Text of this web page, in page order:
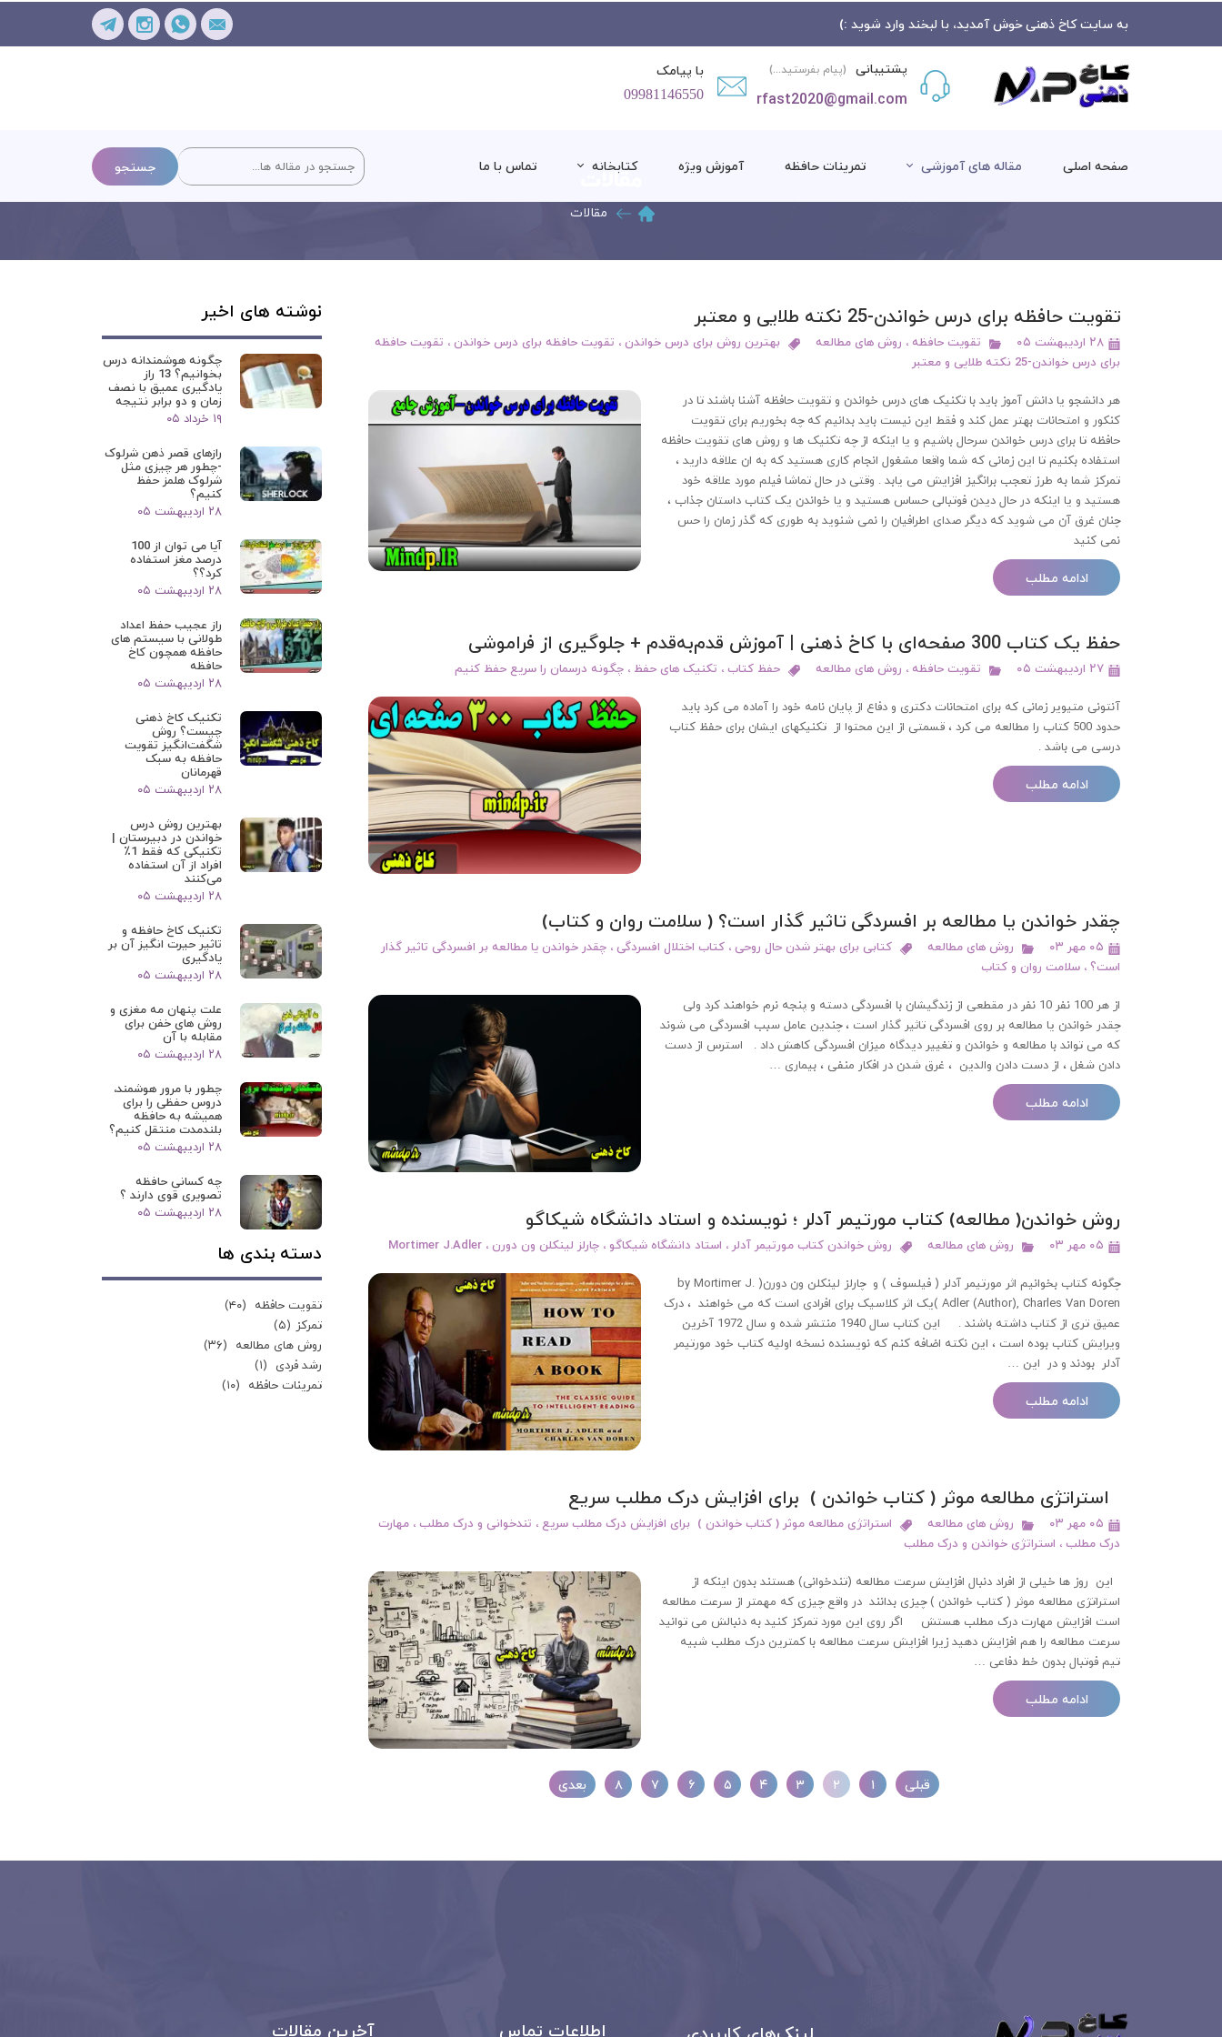
به سایت کاخ ذهنی خوش آمدید، با لبخند وارد شوید :)
صفحه اصلی مقاله های آموزشی
افزایش تمرکز
تمرینات حافظه آموزش ویژه کتابخانه تماس با ما جستجو
پشتیبانی (پیام بفرستید...)
rfast2020@gmail.com
با پیامک
09981146550
مقالات
مقالات
تقویت حافظه برای درس خواندن-25 نکته طلایی و معتبر
۲۸ اردیبهشت ۰۵ تقویت حافظه ، روش های مطالعه بهترین روش برای درس خواندن، تقویت حافظه برای درس خواندن، تقویت حافظه
برای درس خواندن-25 نکته طلایی و معتبر
هر دانشجو یا دانش آموز باید با تکنیک های درس خواندن و تقویت حافظه آشنا باشند تا در
کنکور و امتحانات بهتر عمل کند و فقط این نیست باید بدانیم که چه بخوریم برای تقویت
حافظه تا برای درس خواندن سرحال باشیم و یا اینکه از چه تکنیک ها و روش های تقویت حافظه
استفاده بکنیم تا این زمانی که شما واقعا مشغول انجام کاری هستید که به ان علاقه دارید ،
تمرکز شما به طرز تعجب برانگیز افزایش می یابد . وقتی در حال تماشا فیلم مورد علاقه خود
هستید و یا اینکه در حال دیدن فوتبالی حساس هستید و یا خواندن یک کتاب داستان جذاب ،
چنان غرق آن می شوید که دیگر صدای اطرافیان را نمی شنوید به طوری که گذر زمان را حس
نمی کنید
ادامه مطلب
حفظ یک کتاب 300 صفحه‌ای با کاخ ذهنی | آموزش قدم‌به‌قدم + جلوگیری از فراموشی
۲۷ اردیبهشت ۰۵ تقویت حافظه ، روش های مطالعه حفظ کتاب، تکنیک های حفظ ، چگونه درسمان را سریع حفظ کنیم
آنتونی متیویر زمانی که برای امتحانات دکتری و دفاع از پایان نامه خود را آماده می کرد باید
حدود 500 کتاب را مطالعه می کرد ، قسمتی از این محتوا از تکنیکهای ایشان برای حفظ کتاب
درسی می باشد .
ادامه مطلب
چقدر خواندن یا مطالعه بر افسردگی تاثیر گذار است؟ ( سلامت روان و کتاب)
۰۵ مهر ۰۳ روش های مطالعه کتابی برای بهتر شدن حال روحی، کتاب اختلال افسردگی، چقدر خواندن یا مطالعه بر افسردگی تاثیر گذار
است؟، سلامت روان و کتاب
از هر 100 نفر 10 نفر در مقطعی از زندگیشان با افسردگی دسته و پنجه نرم خواهند کرد ولی
چقدر خواندن یا مطالعه بر روی افسردگی تاثیر گذار است ، چندین عامل سبب افسردگی می شوند
که می تواند با مطالعه و خواندن و تغییر دیدگاه میزان افسردگی کاهش داد . استرس از دست
دادن شغل ، از دست دادن والدین ، غرق شدن در افکار منفی ، بیماری …
ادامه مطلب
روش خواندن( مطالعه) کتاب مورتیمر آدلر ؛ نویسنده و استاد دانشگاه شیکاگو
۰۵ مهر ۰۳ روش های مطالعه روش خواندن کتاب مورتیمر آدلر ، استاد دانشگاه شیکاگو، چارلز لینکلن ون دورن، Mortimer J.Adler
چگونه کتاب بخوانیم اثر مورتیمر آدلر ( فیلسوف ) و چارلز لینکلن ون دورن( by Mortimer J.
Adler (Author), Charles Van Doren )یک اثر کلاسیک برای افرادی است که می خواهند ، درک
عمیق تری از کتاب داشته باشند . این کتاب سال 1940 منتشر شده و سال 1972 آخرین
ویرایش کتاب بوده است ، این نکته اضافه کنم که نویسنده نسخه اولیه کتاب خود مورتیمر
آدلر بودند و در این …
ادامه مطلب
استراتژی مطالعه موثر ( کتاب خواندن ) برای افزایش درک مطلب سریع
۰۵ مهر ۰۳ روش های مطالعه استراتژی مطالعه موثر ( کتاب خواندن ) برای افزایش درک مطلب سریع، تندخوانی و درک مطلب، مهارت
درک مطلب، استراتژی خواندن و درک مطلب
این روز ها خیلی از افراد دنبال افزایش سرعت مطالعه (تندخوانی) هستند بدون اینکه از
استراتژی مطالعه موثر ( کتاب خواندن ) چیزی بدانند در واقع چیزی که مهمتر از سرعت مطالعه
است افزایش مهارت درک مطلب هستش اگر روی این مورد تمرکز کنید به دنبالش می توانید
سرعت مطالعه را هم افزایش دهید زیرا افزایش سرعت مطالعه با کمترین درک مطلب شبیه
تیم فوتبال بدون خط دفاعی …
ادامه مطلب
قبلی ۱ ۲ ۳ ۴ ۵ ۶ ۷ ۸ بعدی
نوشته های اخیر
چگونه هوشمندانه درس
بخوانیم؟ 13 راز
یادگیری عمیق با نصف
زمان و دو برابر نتیجه
۱۹ خرداد ۰۵
رازهای قصر ذهن شرلوک
-چطور هر چیزی مثل
شرلوک هلمز حفظ
کنیم؟
۲۸ اردیبهشت ۰۵
آیا می توان از 100
درصد مغز استفاده
کرد؟؟
۲۸ اردیبهشت ۰۵
راز عجیب حفظ اعداد
طولانی با سیستم های
حافظه همچون کاخ
حافظه
۲۸ اردیبهشت ۰۵
تکنیک کاخ ذهنی
چیست؟ روش
شگفت‌انگیز تقویت
حافظه به سبک
قهرمانان
۲۸ اردیبهشت ۰۵
بهترین روش درس
خواندن در دبیرستان |
تکنیکی که فقط 1٪
افراد از آن استفاده
می‌کنند
۲۸ اردیبهشت ۰۵
تکنیک کاخ حافظه و
تاثیر حیرت انگیز آن بر
یادگیری
۲۸ اردیبهشت ۰۵
علت پنهان مه مغزی و
روش های خفن برای
مقابله با آن
۲۸ اردیبهشت ۰۵
چطور با مرور هوشمند،
دروس حفظی را برای
همیشه به حافظه
بلندمدت منتقل کنیم؟
۲۸ اردیبهشت ۰۵
چه کسانی حافظه
تصویری قوی دارند ؟
۲۸ اردیبهشت ۰۵
دسته بندی ها
تقویت حافظه (۴۰)
تمرکز (۵)
روش های مطالعه (۳۶)
رشد فردی (۱)
تمرینات حافظه (۱۰)
اطلاعات تماس آخرین مقالات